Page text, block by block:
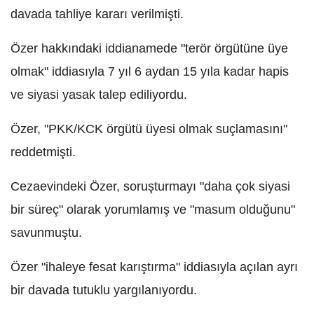
davada tahliye kararı verilmişti.
Özer hakkındaki iddianamede "terör örgütüne üye
olmak" iddiasıyla 7 yıl 6 aydan 15 yıla kadar hapis
ve siyasi yasak talep ediliyordu.
Özer, "PKK/KCK örgütü üyesi olmak suçlamasını"
reddetmişti.
Cezaevindeki Özer, soruşturmayı "daha çok siyasi
bir süreç" olarak yorumlamış ve "masum olduğunu"
savunmuştu.
Özer "ihaleye fesat karıştırma" iddiasıyla açılan ayrı
bir davada tutuklu yargılanıyordu.